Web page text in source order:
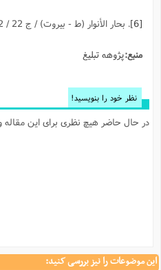
. بحار الأنوار (ط - بيروت) / ج 22 / 52
منبع:پژوهه تبلیغ
نظر خود را بنویسید!
در حال حاضر هیچ نظری برای این مقاله
این موضوعات را نیز بررسی کنید: